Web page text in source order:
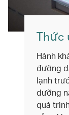
Thức
Hành
đường
lạnh
dưỡng
quá